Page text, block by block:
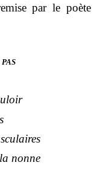
par le poète
nonne